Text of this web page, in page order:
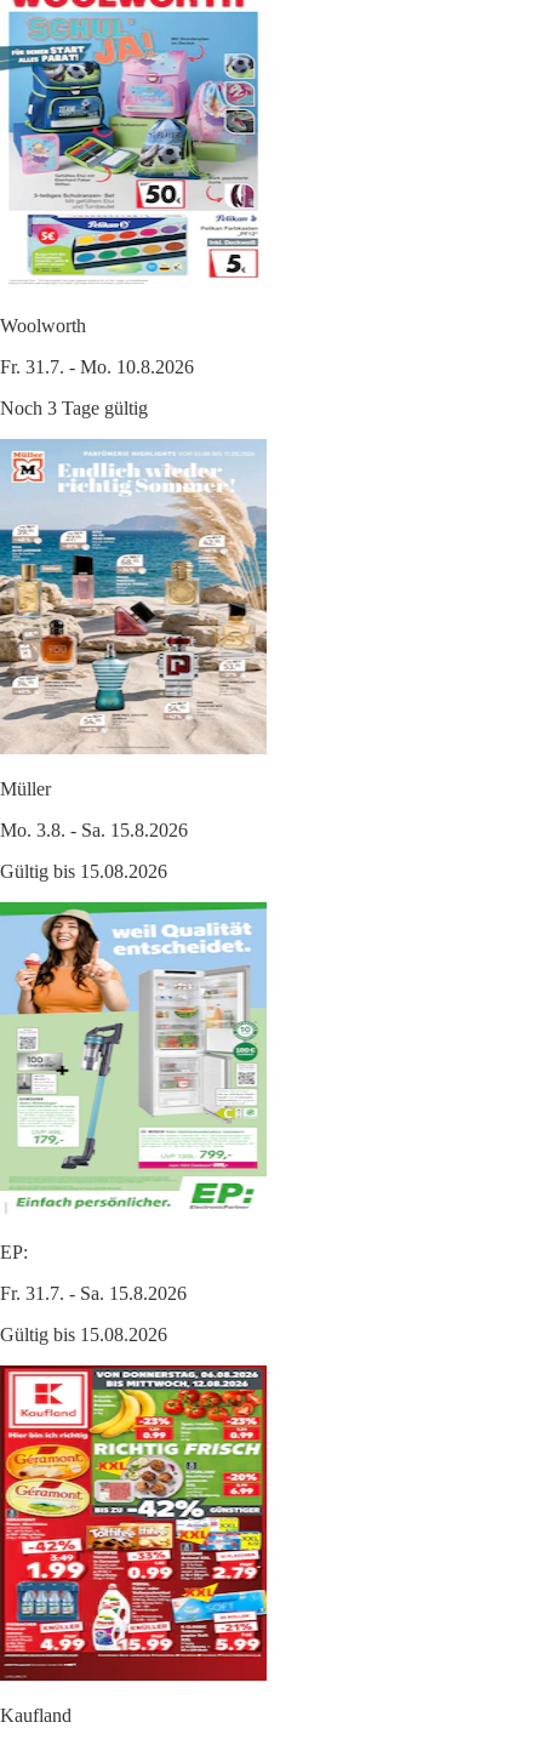
Woolworth
Fr. 31.7. - Mo. 10.8.2026
Noch 3 Tage gültig
Müller
Mo. 3.8. - Sa. 15.8.2026
Gültig bis 15.08.2026
EP:
Fr. 31.7. - Sa. 15.8.2026
Gültig bis 15.08.2026
Kaufland